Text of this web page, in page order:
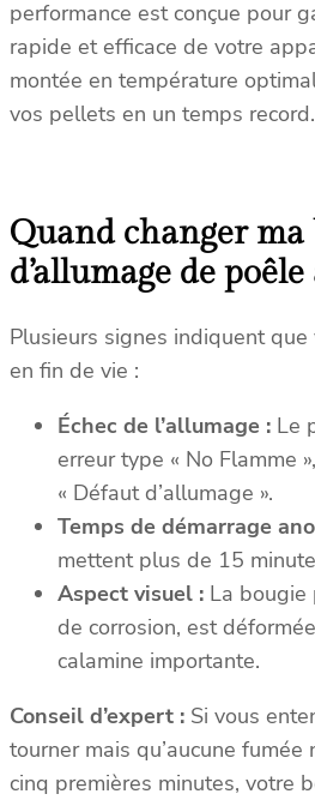
b
l
e
A
3
0
W
R
3
7
4
performance est conçue pour
rapide et efficace de votre
montée en température
vos pellets en un temps record.
Quand changer ma
d’allumage de
Plusieurs signes indiquent
en fin de vie :
Échec de l’allumage : Le
erreur type « No Flamme
« Défaut d’allumage ».
Temps de démarrage
mettent plus de 15
Aspect visuel : La bougie
de corrosion, est
calamine importante.
Conseil d’expert : Si vous
tourner mais qu’aucune fumée
cinq premières minutes, votre